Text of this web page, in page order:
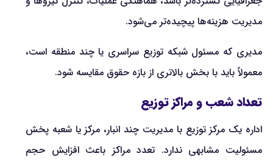
مدیریت هزینه‌ها پیچیده‌تر می‌شود.
مدیری که مسئول شبکه توزیع سراسری یا چند منطقه است،
معمولاً باید با بخش بالاتری از بازه حقوق مقایسه شود.
تعداد شعب و مراکز توزیع
اداره یک مرکز توزیع با مدیریت چند انبار، مرکز یا شعبه پخش
مسئولیت مشابهی ندارد. تعدد مراکز باعث افزایش حجم